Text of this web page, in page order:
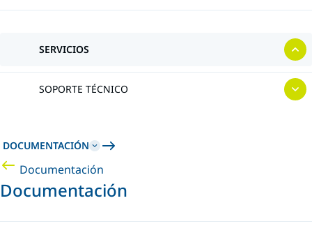
SERVICIOS
SOPORTE TÉCNICO
DOCUMENTACIÓN
Documentación
Documentación